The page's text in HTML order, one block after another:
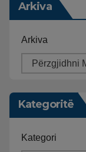
Arkiva
Arkiva
Kategoritë
Kategori